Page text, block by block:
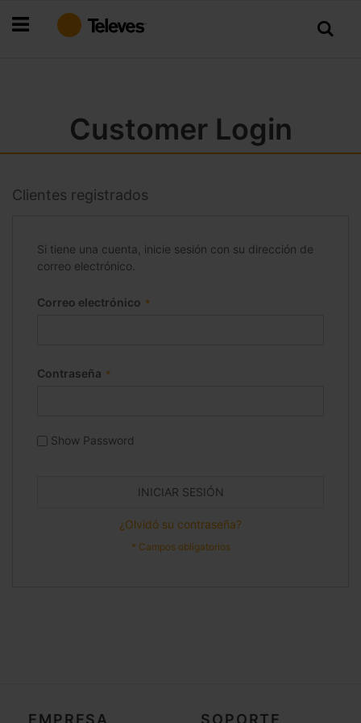
al
Customer Login
Clientes registrados
Si tiene una cuenta, inicie sesión con su dirección de
correo electrónico.
Correo electrónico
Contraseña
Show Password
INICIAR SESIÓN
¿Olvidó su contraseña?